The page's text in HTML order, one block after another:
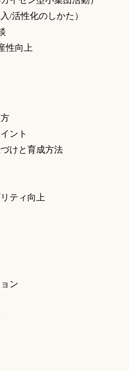
/活性化のしかた）
性向上
ント
けと育成方法
ティ向上
ン